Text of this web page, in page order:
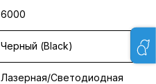
6000
Черный (Black)
Лазерная/Светодиодная